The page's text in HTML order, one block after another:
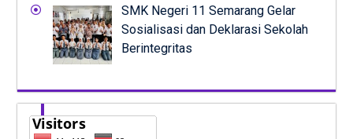
SMK Negeri 11 Semarang Gelar
Sosialisasi dan Deklarasi Sekolah
Berintegritas